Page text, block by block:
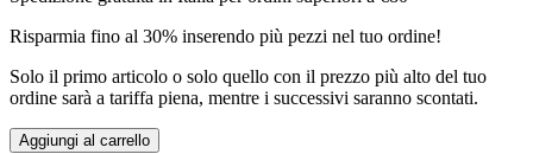
Risparmia fino al 30% inserendo più pezzi nel tuo ordine!
Solo il primo articolo o solo quello con il prezzo più alto del tuo
ordine sarà a tariffa piena, mentre i successivi saranno scontati.
Aggiungi al carrello